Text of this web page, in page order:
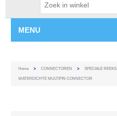
MENU
Home > CONNECTOREN > SPECIALE REEKS
WATERDICHTE MULTIPIN CONNECTOR